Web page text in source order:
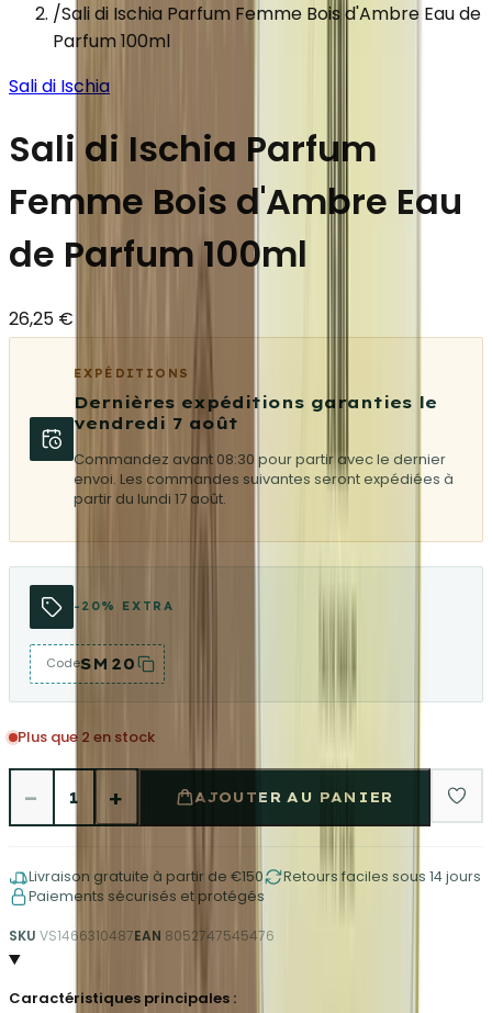
/Sali di Ischia Parfum Femme Bois d'Ambre Eau de
Parfum 100ml
Sali di Ischia
Sali di Ischia Parfum
Femme Bois d'Ambre Eau
de Parfum 100ml
26,25 €
EXPÉDITIONS
Dernières expéditions garanties le
vendredi 7 août
Commandez avant 08:30 pour partir avec le dernier
envoi. Les commandes suivantes seront expédiées à
partir du lundi 17 août.
-20% EXTRA
CodeSM20
Plus que 2 en stock
− 1 + AJOUTER AU PANIER
Livraison gratuite à partir de €150
Retours faciles sous 14 jours
Paiements sécurisés et protégés
SKU VS1466310487EAN 8052747545476
Caractéristiques principales :